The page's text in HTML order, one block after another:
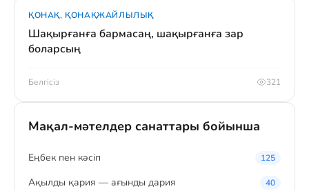
ҚОНАҚ, ҚОНАҚЖАЙЛЫЛЫҚ
Шақырғанға бармасаң, шақырғанға зар
боларсың
Белгісіз 321
Мақал-мәтелдер санаттары бойынша
Eңбек пен кәсіп 125
Ақылды қария — ағынды дария 40